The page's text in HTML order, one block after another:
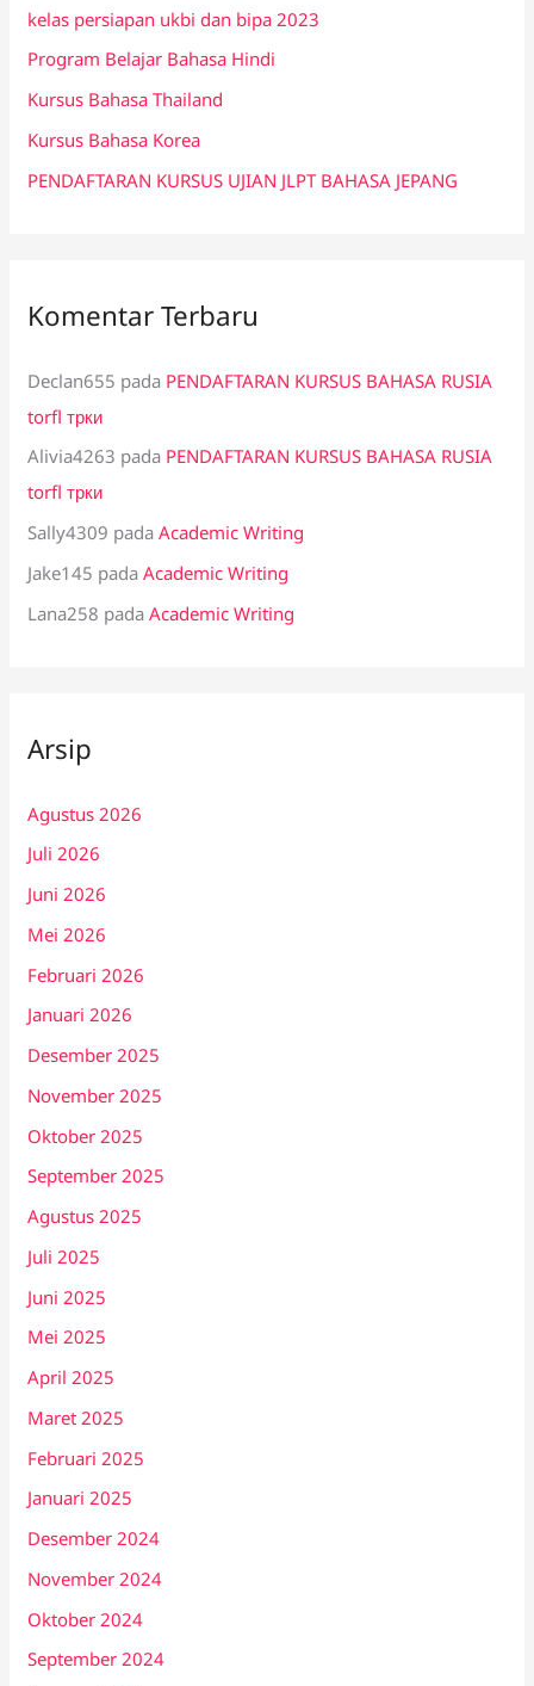
t
u
k
:
kelas persiapan ukbi dan bipa 2023
Program Belajar Bahasa Hindi
Kursus Bahasa Thailand
Kursus Bahasa Korea
PENDAFTARAN KURSUS UJIAN JLPT BAHASA JEPANG
Komentar Terbaru
Declan655 pada PENDAFTARAN KURSUS BAHASA RUSIA
torfl трки
Alivia4263 pada PENDAFTARAN KURSUS BAHASA RUSIA
torfl трки
Sally4309 padaAcademic Writing
Jake145 padaAcademic Writing
Lana258 padaAcademic Writing
Arsip
Agustus 2026
Juli 2026
Juni 2026
Mei 2026
Februari 2026
Januari 2026
Desember 2025
November 2025
Oktober 2025
September 2025
Agustus 2025
Juli 2025
Juni 2025
Mei 2025
April 2025
Maret 2025
Februari 2025
Januari 2025
Desember 2024
November 2024
Oktober 2024
September 2024